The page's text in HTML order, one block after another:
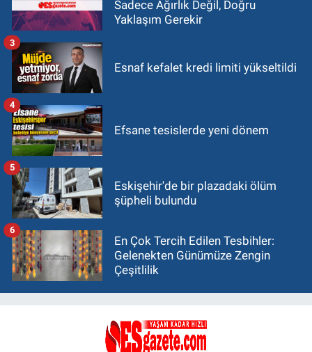
Sadece Ağırlık Değil, Doğru
Yaklaşım Gerekir
Esnaf kefalet kredi limiti yükseltildi
3
Efsane tesislerde yeni dönem
4
Eskişehir'de bir plazadaki ölüm
şüpheli bulundu
5
En Çok Tercih Edilen Tesbihler:
Gelenekten Günümüze Zengin
Çeşitlilik
6